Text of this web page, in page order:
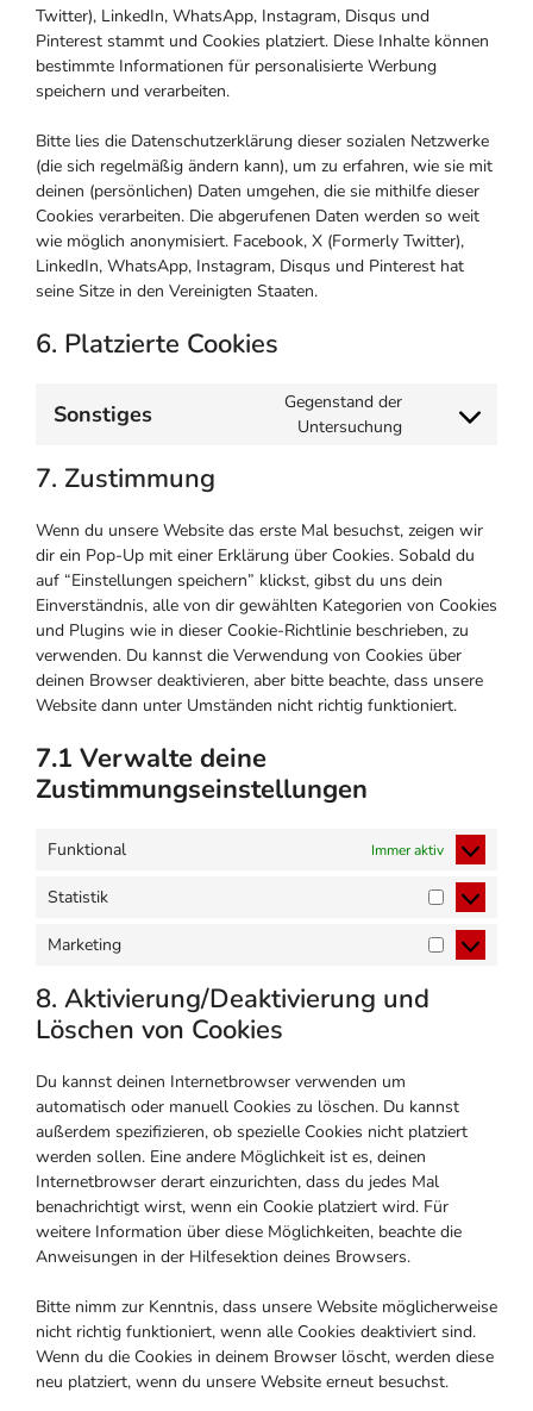
Twitter), LinkedIn, WhatsApp, Instagram, Disqus und
Pinterest stammt und Cookies platziert. Diese Inhalte können
bestimmte Informationen für personalisierte Werbung
speichern und verarbeiten.
Bitte lies die Datenschutzerklärung dieser sozialen Netzwerke
(die sich regelmäßig ändern kann), um zu erfahren, wie sie mit
deinen (persönlichen) Daten umgehen, die sie mithilfe dieser
Cookies verarbeiten. Die abgerufenen Daten werden so weit
wie möglich anonymisiert. Facebook, X (Formerly Twitter),
LinkedIn, WhatsApp, Instagram, Disqus und Pinterest hat
seine Sitze in den Vereinigten Staaten.
6. Platzierte Cookies
Sonstiges
Gegenstand der
Untersuchung
Consent
7. Zustimmung
Wenn du unsere Website das erste Mal besuchst, zeigen wir
dir ein Pop-Up mit einer Erklärung über Cookies. Sobald du
auf “Einstellungen speichern” klickst, gibst du uns dein
Einverständnis, alle von dir gewählten Kategorien von Cookies
und Plugins wie in dieser Cookie-Richtlinie beschrieben, zu
verwenden. Du kannst die Verwendung von Cookies über
deinen Browser deaktivieren, aber bitte beachte, dass unsere
Website dann unter Umständen nicht richtig funktioniert.
7.1 Verwalte deine
Zustimmungseinstellungen
Funktional Immer aktiv
Statistik
Statistik
Marketing
Marketing
8. Aktivierung/Deaktivierung und
Löschen von Cookies
Du kannst deinen Internetbrowser verwenden um
automatisch oder manuell Cookies zu löschen. Du kannst
außerdem spezifizieren, ob spezielle Cookies nicht platziert
werden sollen. Eine andere Möglichkeit ist es, deinen
Internetbrowser derart einzurichten, dass du jedes Mal
benachrichtigt wirst, wenn ein Cookie platziert wird. Für
weitere Information über diese Möglichkeiten, beachte die
Anweisungen in der Hilfesektion deines Browsers.
Bitte nimm zur Kenntnis, dass unsere Website möglicherweise
nicht richtig funktioniert, wenn alle Cookies deaktiviert sind.
Wenn du die Cookies in deinem Browser löscht, werden diese
neu platziert, wenn du unsere Website erneut besuchst.